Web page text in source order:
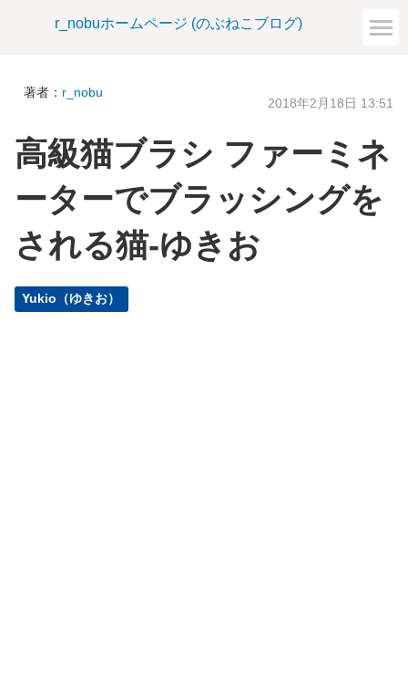
r_nobuホームページ (のぶねこブログ)
著者： r_nobu
2018年2月18日 13:51
高級猫ブラシ ファーミネ
ーターでブラッシングを
される猫-ゆきお
Yukio（ゆきお）